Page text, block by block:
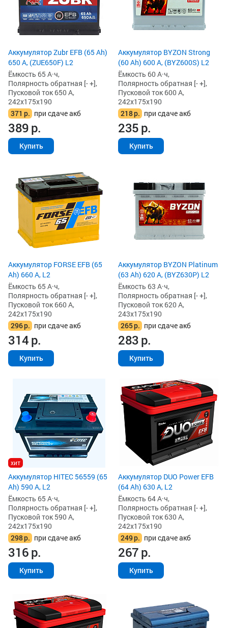
Аккумулятор Zubr EFB (65 Ah)
650 А, (ZUE650F) L2
Ёмкость 65 А·ч,
Полярность обратная [- +],
Пусковой ток 650 А,
242x175x190
371 р. при сдаче акб
389р.
Купить
Аккумулятор BYZON Strong
(60 Ah) 600 А, (BYZ600S) L2
Ёмкость 60 А·ч,
Полярность обратная [- +],
Пусковой ток 600 А,
242x175x190
218р. при сдаче акб
235р.
Купить
Аккумулятор FORSE EFB (65
Ah) 660 А, L2
Ёмкость 65 А·ч,
Полярность обратная [- +],
Пусковой ток 660 А,
242x175x190
296р. при сдаче акб
314р.
Купить
Аккумулятор BYZON Platinum
(63 Ah) 620 А, (BYZ630P) L2
Ёмкость 63 А·ч,
Полярность обратная [- +],
Пусковой ток 620 А,
243x175x190
265р. при сдаче акб
283р.
Купить
хит
Аккумулятор HITEC 56559 (65
Ah) 590 А, L2
Ёмкость 65 А·ч,
Полярность обратная [- +],
Пусковой ток 590 А,
242x175x190
298р. при сдаче акб
316р.
Купить
Аккумулятор DUO Power EFB
(64 Ah) 630 А, L2
Ёмкость 64 А·ч,
Полярность обратная [- +],
Пусковой ток 630 А,
242x175x190
249р. при сдаче акб
267р.
Купить